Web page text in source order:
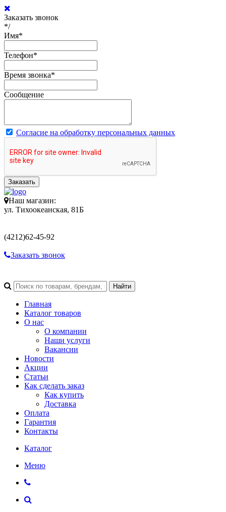
Заказать звонок
*/
Имя*
Телефон*
Время звонка*
Сообщение
Согласие на обработку персональных данных
Заказать
Наш магазин:
ул. Тихоокеанская, 81Б
(4212)62-45-92
Заказать звонок
Главная
Каталог товаров
О нас
О компании
Наши услуги
Вакансии
Новости
Акции
Статьи
Как сделать заказ
Как купить
Доставка
Оплата
Гарантия
Контакты
Каталог
Меню